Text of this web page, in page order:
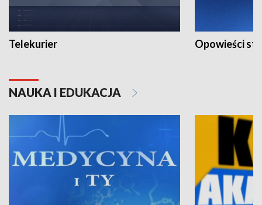
Telekurier Opowieści
NAUKA I EDUKACJA